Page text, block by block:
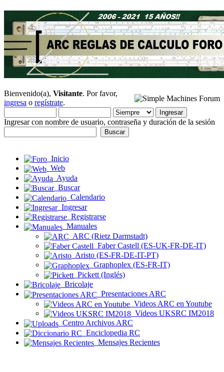
Bienvenido(a), Visitante. Por favor,
ingresa o regístrate.
Ingresar con nombre de usuario, contraseña y duración de la sesión
Inicio
Web
Ayuda
Buscar
Calendario
Ingresar
Registrarse
Manuales
ARC (Rietz Darmstadt)
Faber Castell (ES-UK-FR-DE-IT)
Aristo (ES-FR-DE-IT-PT)
Graphoplex (ES-FR-IT)
Pickett (Inglés)
Bricolaje
Presentaciones ARC
Videos ARC en Youtube
Videos UKSRC IM2018
Centro Archivos ARC
Enciclopedia RC
Mensajes Recientes